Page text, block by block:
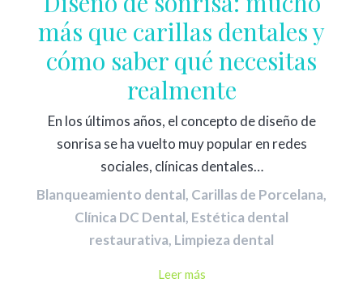
más que carillas dentales y
cómo saber qué necesitas
realmente
En los últimos años, el concepto de diseño de
sonrisa se ha vuelto muy popular en redes
sociales, clínicas dentales…
Blanqueamiento dental, Carillas de Porcelana,
Clínica DC Dental, Estética dental
restaurativa, Limpieza dental
Leer más